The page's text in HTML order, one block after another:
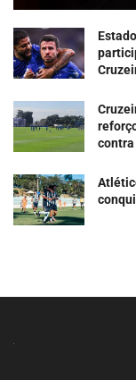
contra